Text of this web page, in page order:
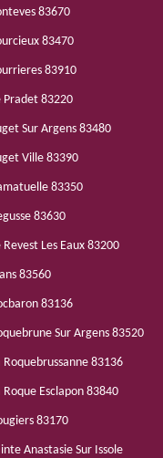
83670
83470
83910
Pradet 83220
Sur Argens 83480
Ville 83390
83350
83630
Les Eaux 83200
83560
83136
Sur Argens 83520
83136
Esclapon 83840
83170
Anastasie Sur Issole